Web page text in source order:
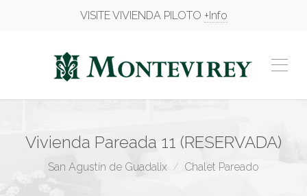
VISITE VIVIENDA PILOTO +Info
Vivienda Pareada 11 (RESERVADA)
San Agustín de Guadalix Chalet Pareado